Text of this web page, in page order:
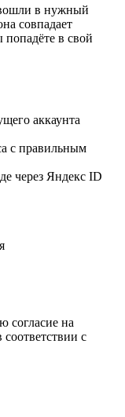
вошли в нужный
совпадает
в свой
аккаунта
с правильным
через Яндекс ID
согласие на
с